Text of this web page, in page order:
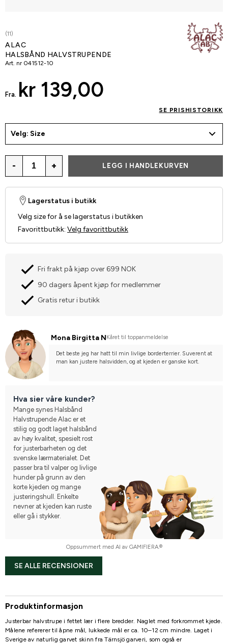
(11)
ALAC
HALSBÅND HALVSTRUPENDE
Art. nr 041512-10
Fra. kr 139,00
SE PRISHISTORIKK
Velg: Size
- + LEGG I HANDLEKURVEN
Lagerstatus i butikk
Velg size for å se lagerstatus i butikken
Favorittbutikk: Velg favorittbutikk
Fri frakt på kjøp over 699 NOK
90 dagers åpent kjøp for medlemmer
Gratis retur i butikk
Mona Birgitta N Kåret til toppanmeldelse
Det beste jeg har hatt til min livlige borderterrier. Suverent at
man kan justere halsvidden, og at kjeden er ganske kort.
Hva sier våre kunder?
Mange synes Halsbånd
Halvstrupende Alac er et
stilig og godt laget halsbånd
av høy kvalitet, spesielt rost
for justerbarheten og det
svenske lærmaterialet. Det
passer bra til valper og livlige
hunder på grunn av den
korte kjeden og mange
justeringshull. Enkelte
nevner at kjeden kan ruste
eller gå i stykker.
Oppsummert med AI av GAMIFIERA.®
SE ALLE RECENSIONER
Produktinformasjon
Justerbar halvstrupe i fettet lær i flere bredder. Naglet med forkrommet kjede.
Målene refererer til åpne mål, lukkede mål er ca. 10–12 cm mindre. Laget i
Sverige av naturlig garvet skinn fra Tärnsjö garveri, som også er